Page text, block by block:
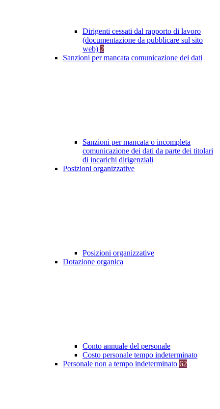
Dirigenti cessati dal rapporto di lavoro
(documentazione da pubblicare sul sito
web) 2
Sanzioni per mancata comunicazione dei dati
Sanzioni per mancata o incompleta
comunicazione dei dati da parte dei titolari
di incarichi dirigenziali
Posizioni organizzative
Posizioni organizzative
Dotazione organica
Conto annuale del personale
Costo personale tempo indeterminato
Personale non a tempo indeterminato 62